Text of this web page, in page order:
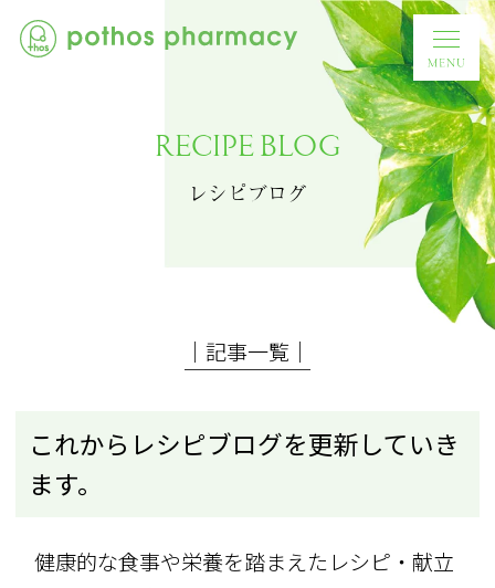
RECIPE BLOG
レシピブログ
│記事一覧│
これからレシピブログを更新していき
ます。
健康的な食事や栄養を踏まえたレシピ・献立